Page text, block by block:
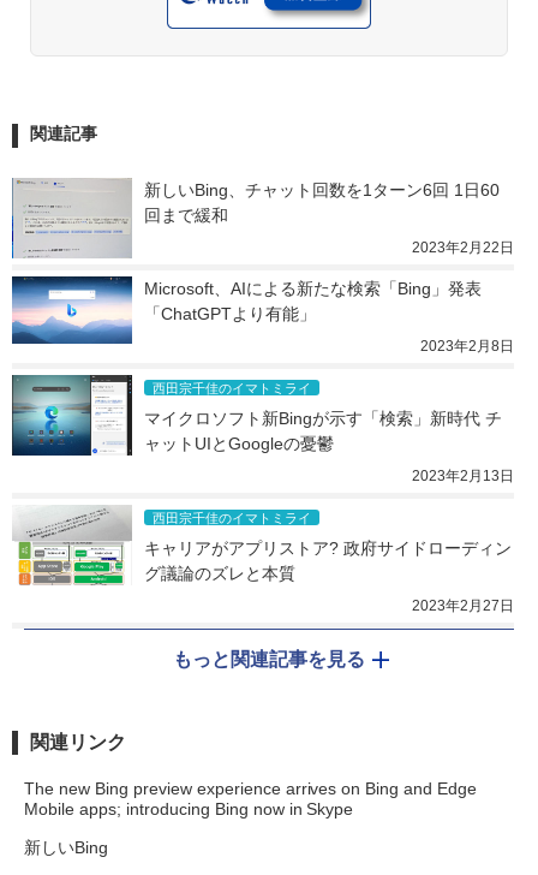
関連記事
新しいBing、チャット回数を1ターン6回 1日60
回まで緩和
2023年2月22日
Microsoft、AIによる新たな検索「Bing」発表
「ChatGPTより有能」
2023年2月8日
西田宗千佳のイマトミライ
マイクロソフト新Bingが示す「検索」新時代 チ
ャットUIとGoogleの憂鬱
2023年2月13日
西田宗千佳のイマトミライ
キャリアがアプリストア? 政府サイドローディン
グ議論のズレと本質
2023年2月27日
もっと関連記事を見る
関連リンク
The new Bing preview experience arrives on Bing and Edge
Mobile apps; introducing Bing now in Skype
新しいBing